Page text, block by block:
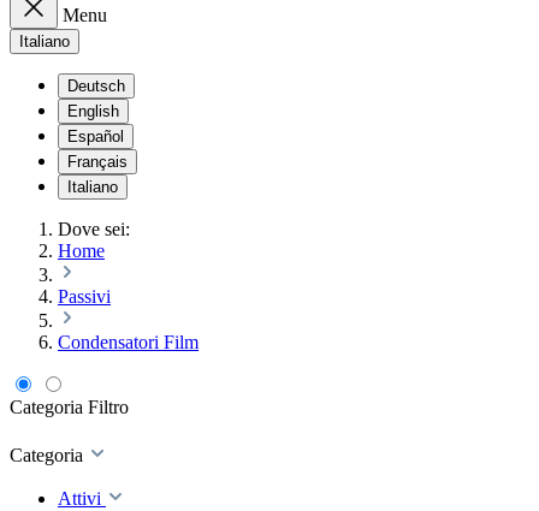
Menu
Italiano
Deutsch
English
Español
Français
Italiano
Dove sei:
Home
Passivi
Condensatori Film
Categoria Filtro
Categoria
Attivi